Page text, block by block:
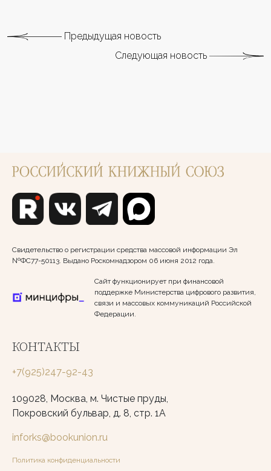
Предыдущая новость
Следующая новость
Свидетельство о регистрации средства массовой информации Эл
№ФС77-50113. Выдано Роскомнадзором 06 июня 2012 года.
Сайт функционирует при финансовой
поддержке Министерства цифрового развития,
связи и массовых коммуникаций Российской
Федерации.
КОНТАКТЫ
+7(925)247-92-43
109028, Москва, м. Чистые пруды,
Покровский бульвар, д. 8, стр. 1А
inforks@bookunion.ru
Политика конфиденциальности